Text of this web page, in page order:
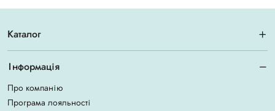
Каталог
Інформація
Про компанію
Програма лояльності